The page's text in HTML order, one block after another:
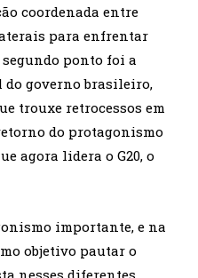
coordenada entre
para enfrentar
segundo ponto foi a
governo brasileiro,
trouxe retrocessos em
do protagonismo
agora lidera o G20, o
importante, e na
objetivo pautar o
nesses diferentes